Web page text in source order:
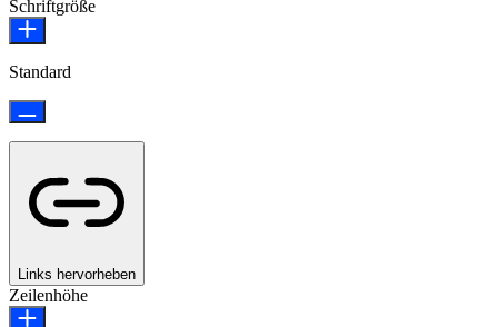
Schriftgröße
Standard
Links hervorheben
Zeilenhöhe